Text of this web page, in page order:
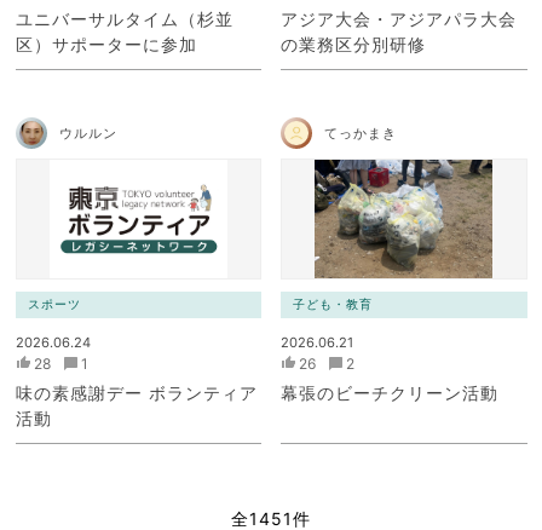
ユニバーサルタイム（杉並
区）サポーターに参加
アジア大会・アジアパラ大会
の業務区分別研修
ウルルン
スポーツ
2026.06.24
28 1
味の素感謝デー ボランティア
活動
てっかまき
子ども・教育
2026.06.21
26 2
幕張のビーチクリーン活動
全1451件